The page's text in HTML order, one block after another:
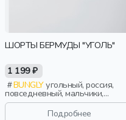
ШОРТЫ БЕРМУДЫ "УГОЛЬ"
1 199 ₽
BUNGLYугольный, россия,
повседневный, мальчики,
малыши, дошкольники, дети
Подробнее